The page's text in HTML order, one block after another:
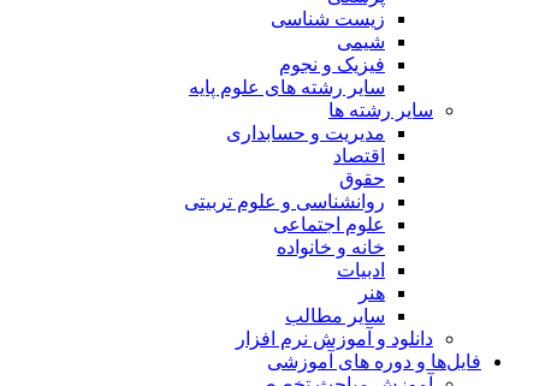
زیست شناسی
شیمی
فیزیک و نجوم
سایر رشته های علوم پایه
سایر رشته ها
مدیریت و حسابداری
اقتصاد
حقوق
روانشناسی و علوم تربیتی
علوم اجتماعی
خانه و خانواده
ادبیات
هنر
سایر مطالب
دانلود و آموزش نرم افزار
فایل‌ها و دوره های آموزشی